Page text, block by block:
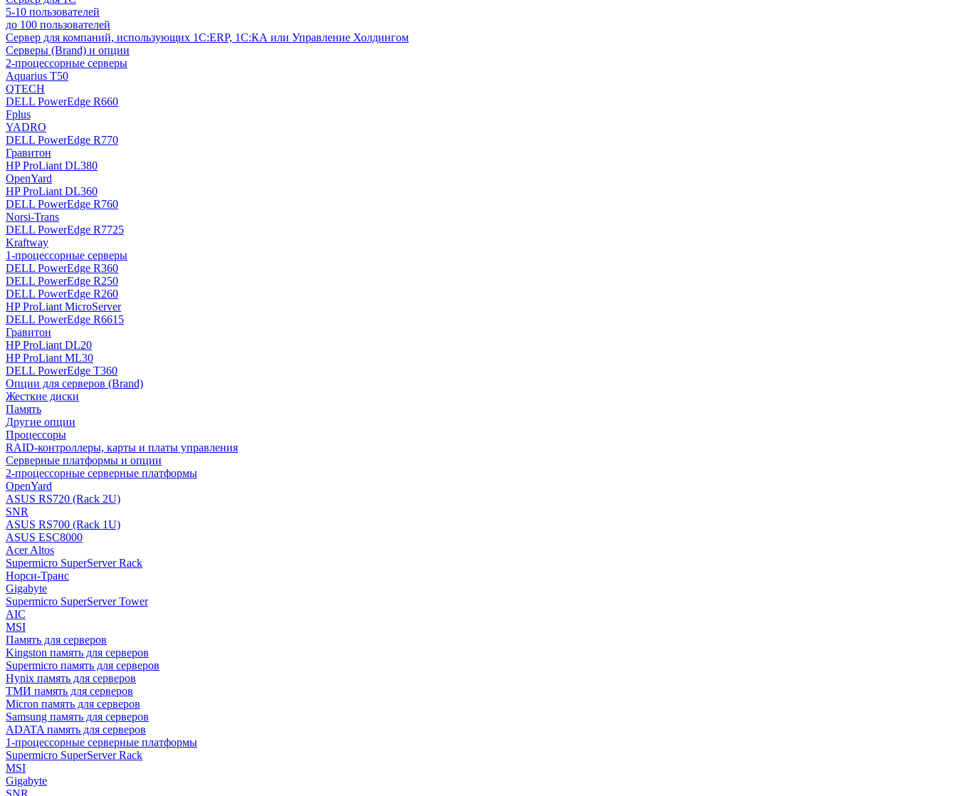
5-10 пользователей
до 100 пользователей
Сервер для компаний, использующих 1C:ERP, 1С:КА или Управление Холдингом
Серверы (Brand) и опции
2-процессорные серверы
Aquarius T50
QTECH
DELL PowerEdge R660
Fplus
YADRO
DELL PowerEdge R770
Гравитон
HP ProLiant DL380
OpenYard
HP ProLiant DL360
DELL PowerEdge R760
Norsi-Trans
DELL PowerEdge R7725
Kraftway
1-процессорные серверы
DELL PowerEdge R360
DELL PowerEdge R250
DELL PowerEdge R260
HP ProLiant MicroServer
DELL PowerEdge R6615
Гравитон
HP ProLiant DL20
HP ProLiant ML30
DELL PowerEdge T360
Опции для серверов (Brand)
Жесткие диски
Память
Другие опции
Процессоры
RAID-контроллеры, карты и платы управления
Серверные платформы и опции
2-процессорные серверные платформы
OpenYard
ASUS RS720 (Rack 2U)
SNR
ASUS RS700 (Rack 1U)
ASUS ESC8000
Acer Altos
Supermicro SuperServer Rack
Норси-Транс
Gigabyte
Supermicro SuperServer Tower
AIC
MSI
Память для серверов
Kingston память для серверов
Supermicro память для серверов
Hynix память для серверов
ТМИ память для серверов
Micron память для серверов
Samsung память для серверов
ADATA память для серверов
1-процессорные серверные платформы
Supermicro SuperServer Rack
MSI
Gigabyte
SNR